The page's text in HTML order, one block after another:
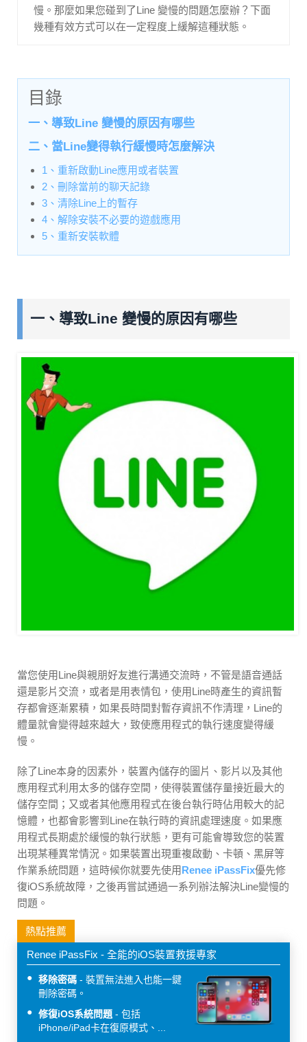
慢。那麼如果您碰到了Line 變慢的問題怎麼辦？下面
幾種有效方式可以在一定程度上緩解這種狀態。
目錄
一、導致Line 變慢的原因有哪些
二、當Line變得執行緩慢時怎麼解決
1、重新啟動Line應用或者裝置
2、刪除當前的聊天記錄
3、清除Line上的暫存
4、解除安裝不必要的遊戲應用
5、重新安裝軟體
一、導致Line 變慢的原因有哪些
當您使用Line與親朋好友進行溝通交流時，不管是語音通話
還是影片交流，或者是用表情包，使用Line時產生的資訊暫
存都會逐漸累積，如果長時間對暫存資訊不作清理，Line的
體量就會變得越來越大，致使應用程式的執行速度變得緩
慢。
除了Line本身的因素外，裝置內儲存的圖片、影片以及其他
應用程式利用太多的儲存空間，使得裝置儲存量接近最大的
儲存空間；又或者其他應用程式在後台執行時佔用較大的記
憶體，也都會影響到Line在執行時的資訊處理速度。如果應
用程式長期處於緩慢的執行狀態，更有可能會導致您的裝置
出現某種異常情況。如果裝置出現重複啟動、卡頓、黑屏等
作業系統問題，這時候你就要先使用Renee iPassFix優先修
復iOS系統故障，之後再嘗試通過一系列辦法解決Line變慢的
問題。
熱點推薦
Renee iPassFix - 全能的iOS裝置救援專家
移除密碼
裝置無法進入也能一鍵
刪除密碼。
修復iOS系統問題
包括
iPhone/iPad卡在復原模式、...